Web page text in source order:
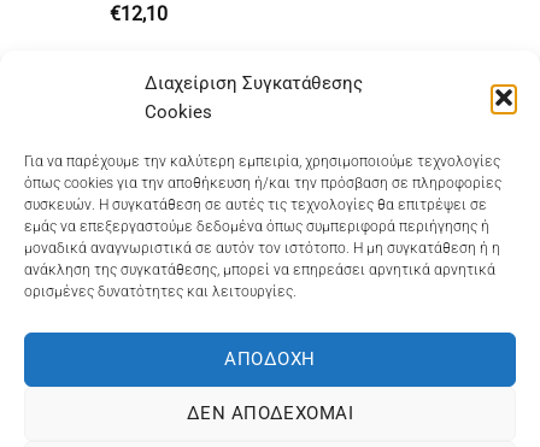
Διαχείριση Συγκατάθεσης
Cookies
Για να παρέχουμε την καλύτερη εμπειρία, χρησιμοποιούμε τεχνολογίες
όπως cookies για την αποθήκευση ή/και την πρόσβαση σε πληροφορίες
συσκευών. Η συγκατάθεση σε αυτές τις τεχνολογίες θα επιτρέψει σε
εμάς να επεξεργαστούμε δεδομένα όπως συμπεριφορά περιήγησης ή
μοναδικά αναγνωριστικά σε αυτόν τον ιστότοπο. Η μη συγκατάθεση ή η
ανάκληση της συγκατάθεσης, μπορεί να επηρεάσει αρνητικά αρνητικά
ορισμένες δυνατότητες και λειτουργίες.
ΑΠΟΔΟΧΉ
ΔΕΝ ΑΠΟΔΈΧΟΜΑΙ
€12,10
Dioni Hair Care, Ζυμβρακάκηδων 33, τηλ 28210
91906
Dioni Hair Spa, Κ. Σφακιανάκη 5, τηλ 28210 94712
On
Delivery
ΤΡΟΠΟΙ ΠΛΗΡΩΜΗΣ
ΠΟΛΙΤΙΚΉ ΕΠΙΣΤΡΟΦΏΝ
ΠΟΛΙΤΙΚΉ ΑΠΟΡΡΉΤΟΥ – COOKIES (ΕΕ)